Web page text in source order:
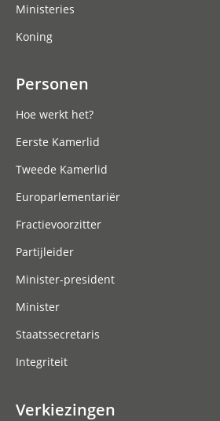
Ministeries
Koning
Personen
Hoe werkt het?
Eerste Kamerlid
Tweede Kamerlid
Europarlementariër
Fractievoorzitter
Partijleider
Minister-president
Minister
Staatssecretaris
Integriteit
Verkiezingen